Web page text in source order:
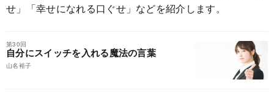
せ」「幸せになれる口ぐせ」などを紹介します。
第30回
自分にスイッチを入れる魔法の言葉
山名裕子